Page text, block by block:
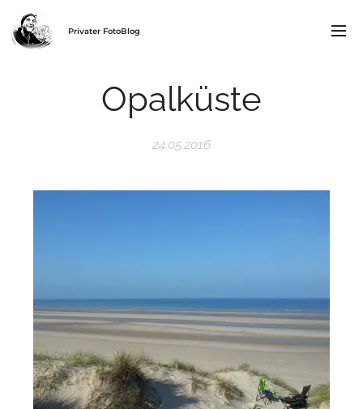
Privater FotoBlog
Opalküste
24.05.2016